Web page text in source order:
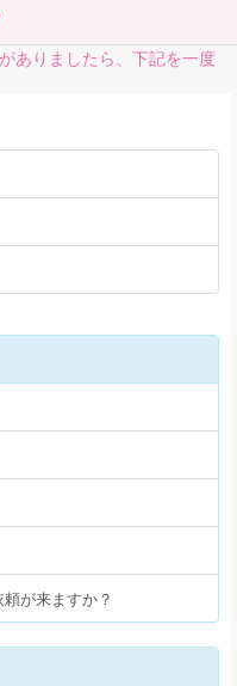
ありましたら、下記を一度
が来ますか？